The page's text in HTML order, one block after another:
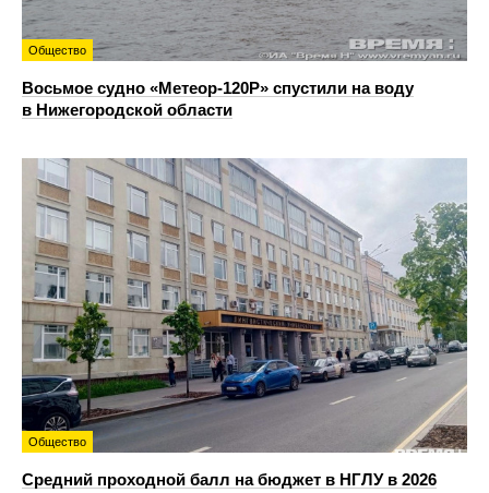
Общество
Восьмое судно «Метеор-120Р» спустили на воду
в Нижегородской области
Общество
Средний проходной балл на бюджет в НГЛУ в 2026